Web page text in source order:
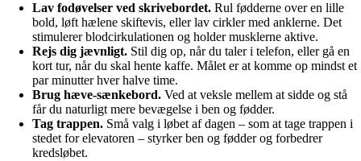
Lav fodøvelser ved skrivebordet. Rul fødderne over en lille
bold, løft hælene skiftevis, eller lav cirkler med anklerne. Det
stimulerer blodcirkulationen og holder musklerne aktive.
Rejs dig jævnligt. Stil dig op, når du taler i telefon, eller gå en
kort tur, når du skal hente kaffe. Målet er at komme op mindst et
par minutter hver halve time.
Brug hæve-sænkebord. Ved at veksle mellem at sidde og stå
får du naturligt mere bevægelse i ben og fødder.
Tag trappen. Små valg i løbet af dagen – som at tage trappen i
stedet for elevatoren – styrker ben og fødder og forbedrer
kredsløbet.